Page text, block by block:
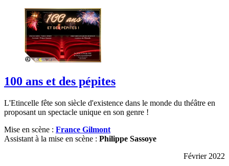
100 ans et des pépites
L'Etincelle fête son siècle d'existence dans le monde du théâtre en
proposant un spectacle unique en son genre !
Mise en scène : France Gilmont
Assistant à la mise en scène : Philippe Sassoye
Février 2022